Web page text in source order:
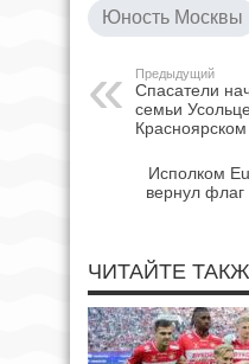
Юность Москвы
Предыдущий
Спасатели
семьи
Красноярском
Исполком
вернул флаг
ЧИТАЙТЕ